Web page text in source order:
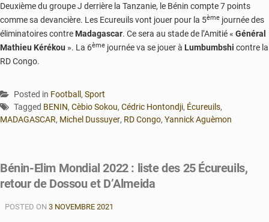
Deuxième du groupe J derrière la Tanzanie, le Bénin compte 7 points
comme sa devancière. Les Ecureuils vont jouer pour la 5ème journée des
éliminatoires contre Madagascar. Ce sera au stade de l’Amitié « Général
Mathieu Kérékou ». La 6ème journée va se jouer à Lumbumbshi contre la
RD Congo.
Posted in Football , Sport
Tagged BENIN, Cèbio Sokou, Cédric Hontondji, Écureuils,
MADAGASCAR, Michel Dussuyer, RD Congo, Yannick Aguèmon
Bénin-Elim Mondial 2022 : liste des 25 Écureuils,
retour de Dossou et D’Almeida
POSTED ON 3 NOVEMBRE 2021